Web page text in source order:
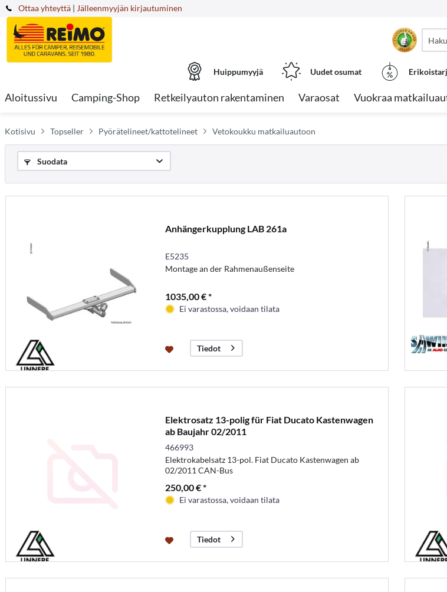
Ottaa yhteyttä | Jälleenmyyjän kirjautuminen
Huippumyyjä Uudet osumat
Aloitussivu Camping-Shop Retkeilyauton rakentaminen Varaosat Vuokraa
Kotisivu Topseller Pyörätelineet/kattotelineet Vetokoukku matkailuautoon
Suodata
Anhängerkupplung LAB 261a
E5235
Montage an der Rahmenaußenseite
1035,00 € *
Ei varastossa, voidaan tilata
Tiedot
Elektrosatz 13-polig für Fiat Ducato Kastenwagen
ab Baujahr 02/2011
466993
Elektrokabelsatz 13-pol. Fiat Ducato Kastenwagen ab
02/2011 CAN-Bus
250,00 € *
Ei varastossa, voidaan tilata
Tiedot